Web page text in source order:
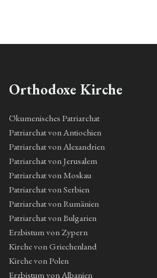
Orthodoxe Kirche
Ökumenisches Patriarchat
Patriarchat von Antiochien
Patriarchat von Alexandrien
Patriarchat von Jerusalem
Patriarchat von Moskau
Patriarchat von Serbien
Patriarchat von Rumänien
Patriarchat von Bulgarien
Erzbistum von Zypern
Kirche von Griechenland
Kirche von Polen
Erzbistum von Albanien